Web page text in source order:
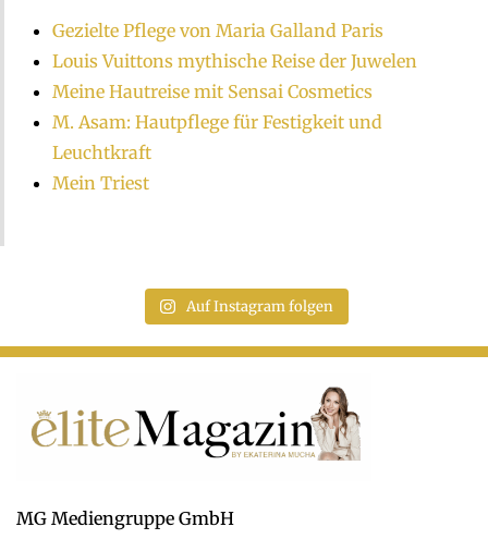
Gezielte Pflege von Maria Galland Paris
Louis Vuittons mythische Reise der Juwelen
Meine Hautreise mit Sensai Cosmetics
M. Asam: Hautpflege für Festigkeit und
Leuchtkraft
Mein Triest
Auf Instagram folgen
MG Mediengruppe GmbH